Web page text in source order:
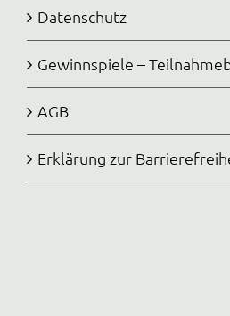
Datenschutz
Gewinnspiele –
AGB
Erklärung zur